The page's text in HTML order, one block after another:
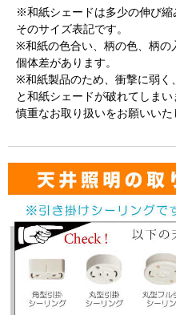
※和紙シェードは多少の伸び縮
そのサイズ表記です。
※和紙の色合い、柄の色、柄の
個体差があります。
※和紙製品のため、衝撃に弱く
と和紙シェードが破れてしま
慎重なお取り扱いをお願いいた